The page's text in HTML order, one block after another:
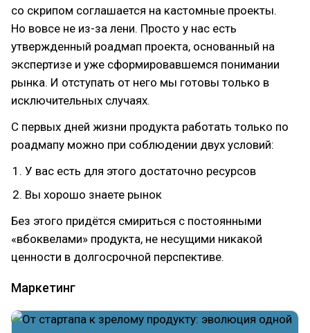
со скрипом соглашается на кастомные проекты.
Но вовсе не из-за лени. Просто у нас есть
утвержденный роадмап проекта, основанный на
экспертизе и уже сформировавшемся понимании
рынка. И отступать от него мы готовы только в
исключительных случаях.
С первых дней жизни продукта работать только по
роадмапу можно при соблюдении двух условий:
У вас есть для этого достаточно ресурсов
Вы хорошо знаете рынок
Без этого придётся смириться с постоянными
«вбоквелами» продукта, не несущими никакой
ценности в долгосрочной перспективе.
Маркетинг